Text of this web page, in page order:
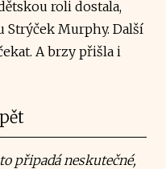
roli dostala,
Strýček Murphy. Další
A brzy přišla i
připadá neskutečné,